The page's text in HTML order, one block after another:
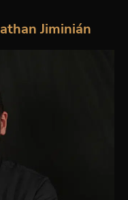
Jiminián